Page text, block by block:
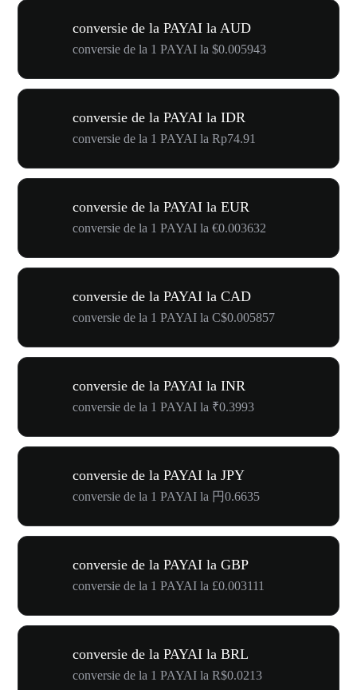
conversie de la PAYAI la AUD
conversie de la 1 PAYAI la $0.005943
conversie de la PAYAI la IDR
conversie de la 1 PAYAI la Rp74.91
conversie de la PAYAI la EUR
conversie de la 1 PAYAI la €0.003632
conversie de la PAYAI la CAD
conversie de la 1 PAYAI la C$0.005857
conversie de la PAYAI la INR
conversie de la 1 PAYAI la ₹0.3993
conversie de la PAYAI la JPY
conversie de la 1 PAYAI la 円0.6635
conversie de la PAYAI la GBP
conversie de la 1 PAYAI la £0.003111
conversie de la PAYAI la BRL
conversie de la 1 PAYAI la R$0.0213